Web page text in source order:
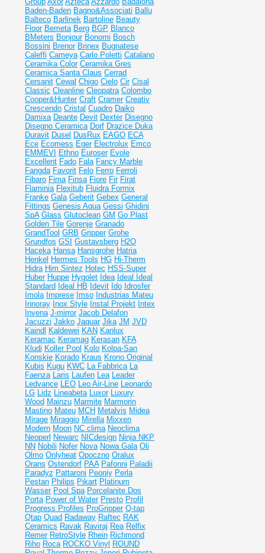
Baden-Baden Bagno&Associati Ballu
Balteco Barlinek Bartoline Beauty
Floor Bemeta Berg BGP Blanco
BMeters Bonjour Bonomi Bosch
Bossini Brenor Brinex Bugnatese
Caleffi Cameya Carlo Poletti Catalano
Ceramika Color Ceramika Gres
Ceramiсa Santa Claus Cerrad
Cersanit Cewal Chigo Cielo Cir Cisal
Classic Cleanline Cleopatra Colombo
Cooper&Hunter Craft Cramer Creativ
Crescendo Cristal Cuadro Daiko
Damixa Deante Devit Dexter Disegno
Disegno Ceramica Dorf Drazice Duka
Duravit Dusel DusRux EAGO ECA
Ece Ecomess Eger Electrolux Emco
EMMEVI
Ethno Euroser Evole
Excellent Fado Fala Fancy Marble
Fangda Favorit Felo Ferro Ferroli
Fibaro Fima Finsa Fiore Fir Firat
Flaminia Flexitub Fluidra Formix
Franke Gala Geberit Gebex General
Fittings Genesis Aqua Gessi Ghidini
SpA Glass Glutoclean GM Go Plast
Golden Tile Gorenje Granado
GrandTool GRB Gripper Grohe
Grundfos GSI Gustavsberg H2O
Haceka Hansa Hansgrohe Hatria
Henkel Hermes Tools HG Hi-Therm
Hidra Him Sintez Hotec HSS-Super
Huber Huppe Hygolet Idea Ideal
Ideal
Standard Ideal НВ Idevit Ido Idrosfer
Imola Imprese Imso Industrias Mateu
Innoray Inox Style Instal Projekt Intex
Invena J-mirror Jacob Delafon
Jacuzzi Jakko Jaquar Jika JM JVD
Kaindl
Kaldewei KAN Kanlux
Keramac Keramag Kerasan KFA
Kludi Koller Pool Kolo Kolpa-San
Konskie Korado Kraus Krono Original
Kubis Kugu KWC La Fabbrica La
Faenza Laris Laufen Lea Leader
Ledvance LEO Leo Air-Line Leonardo
LG Lidz Lineabeta Luxor Luxury
Wood Mainzu Marmite Marmorin
Mastino Mateu MCH Metalvis Midea
Mirage Miraggio Mirella Mixxen
Modern Moon NC clima Neoclima
Neoperl Newarc NICdesign Ninja NKP
NN Nobili Nofer Nova Nowa Gala Oli
Olmo Onlyheat Opoczno Oralux
Orans Ostendorf PAA Pafonni Paladii
Paradyz Pattaroni Peoniy Perla
Pestan Philips Pikart Platinum
Wasser Pool Spa Porcelanite Dos
Porta Power of Water Presto Profil
Progress Profiles ProGripper Q-tap
Qtap Quad Radaway Raftec RAK
Ceramics Ravak Raviraj Rea Relfix
Remer RetroStyle Rhein Richmond
Riho Roca ROCKO Vinyl ROUND